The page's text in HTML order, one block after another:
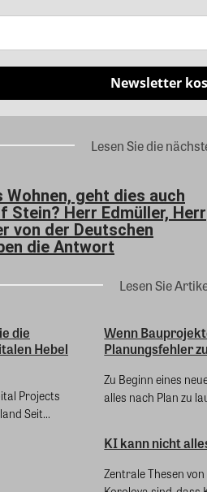
Newsletter
Lesen Sie die
Wohnen, geht dies auch
Stein? Herr Edmüller, Herr
von der Deutschen
die Antwort
Lesen Sie
die
Hebel
Projects
Seit...
Wenn
Planungsfehler
Zu Beginn eines
alles nach Plan zu
KI kann nicht
Zentrale Thesen